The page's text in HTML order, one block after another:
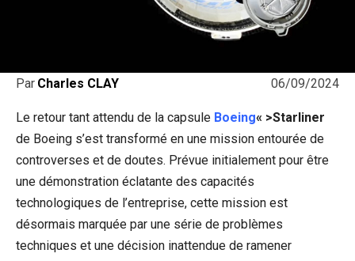
06/09/2024
Par Charles CLAY
Le retour tant attendu de la capsule Boeing« >Starliner
de Boeing s’est transformé en une mission entourée de
controverses et de doutes. Prévue initialement pour être
une démonstration éclatante des capacités
technologiques de l’entreprise, cette mission est
désormais marquée par une série de problèmes
techniques et une décision inattendue de ramener